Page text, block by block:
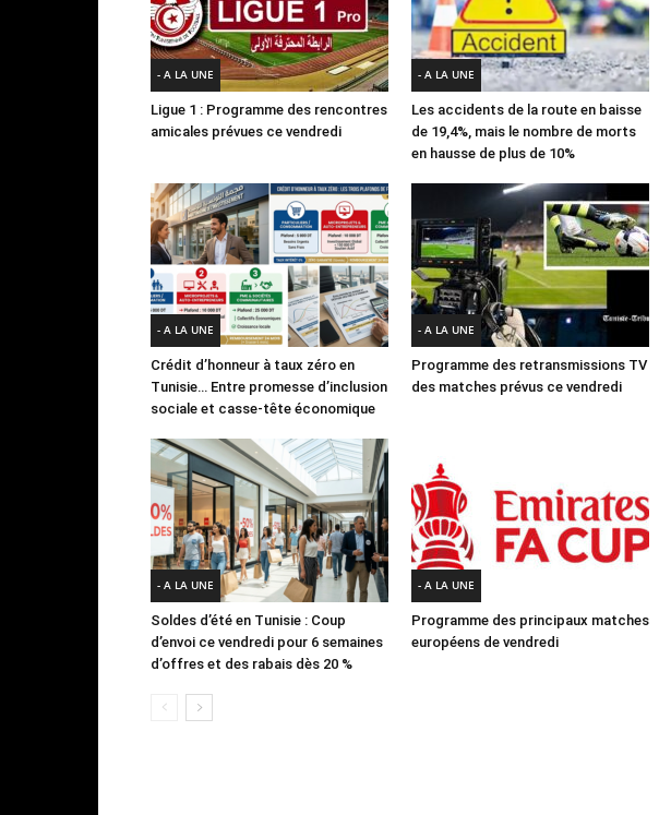
- A LA UNE
Ligue 1 : Programme des rencontres
amicales prévues ce vendredi
- A LA UNE
Les accidents de la route en baisse
de 19,4%, mais le nombre de morts
en hausse de plus de 10%
- A LA UNE
Crédit d’honneur à taux zéro en
Tunisie… Entre promesse d’inclusion
sociale et casse-tête économique
- A LA UNE
Programme des retransmissions TV
des matches prévus ce vendredi
- A LA UNE
Soldes d’été en Tunisie : Coup
d’envoi ce vendredi pour 6 semaines
d’offres et des rabais dès 20 %
- A LA UNE
Programme des principaux matches
européens de vendredi